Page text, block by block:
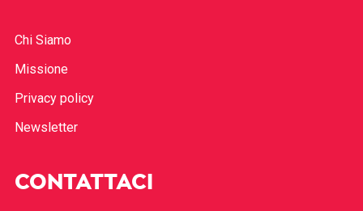
Chi Siamo
Missione
Privacy policy
Newsletter
CONTATTACI